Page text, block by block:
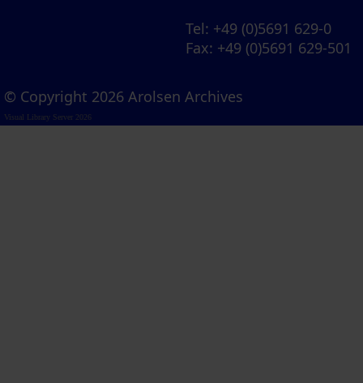
Tel: +49 (0)5691 629-0
Fax: +49 (0)5691 629-501
© Copyright 2026 Arolsen Archives
Visual Library Server 2026